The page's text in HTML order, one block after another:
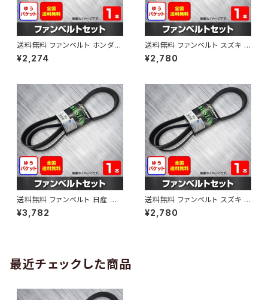
送料無料 ファンベルト ホンダ フ
ィット 型式GE6 H19.10～H25.
09 （国内トップメーカー） 1本 H
¥2,274
送料無料 ファンベルト スズキ ス
ペーシア 型式MK32S H25.03
～H30.02 （国内トップメーカ
¥2,780
送料無料 ファンベルト 日産 キ
ューブ 型式Z12 H20.11～H24.
10 （国内トップメーカー） 1本 H
¥3,782
送料無料 ファンベルト スズキ ワ
ゴンR 型式MH34S H24.09～
H29.02 （国内トップメーカー）
¥2,780
最近チェックした商品